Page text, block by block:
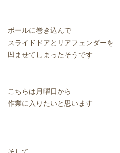
ポールに巻き込んで
スライドドアとリアフェンダーを
凹ませてしまったそうです
こちらは月曜日から
作業に入りたいと思います